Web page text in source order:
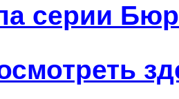
серии